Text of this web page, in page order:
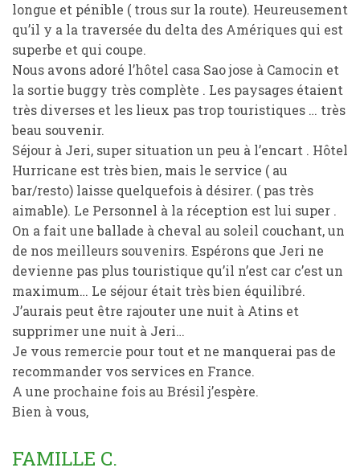
longue et pénible ( trous sur la route). Heureusement
qu’il y a la traversée du delta des Amériques qui est
superbe et qui coupe.
Nous avons adoré l’hôtel casa Sao jose à Camocin et
la sortie buggy très complète . Les paysages étaient
très diverses et les lieux pas trop touristiques … très
beau souvenir.
Séjour à Jeri, super situation un peu à l’encart . Hôtel
Hurricane est très bien, mais le service ( au
bar/resto) laisse quelquefois à désirer. ( pas très
aimable). Le Personnel à la réception est lui super .
On a fait une ballade à cheval au soleil couchant, un
de nos meilleurs souvenirs. Espérons que Jeri ne
devienne pas plus touristique qu’il n’est car c’est un
maximum… Le séjour était très bien équilibré.
J’aurais peut être rajouter une nuit à Atins et
supprimer une nuit à Jeri…
Je vous remercie pour tout et ne manquerai pas de
recommander vos services en France.
A une prochaine fois au Brésil j’espère.
Bien à vous,
FAMILLE C.